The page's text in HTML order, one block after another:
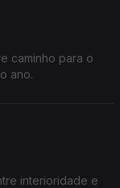
caminho para o
ano.
interioridade e